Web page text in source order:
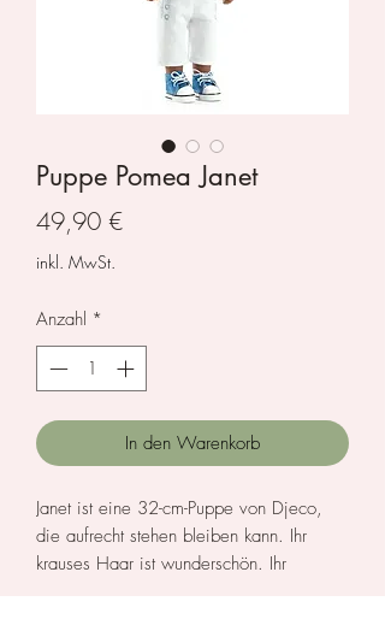
Puppe Pomea Janet
49,90 €Preis
inkl. MwSt.
Anzahl *
In den Warenkorb
Janet ist eine 32-cm-Puppe von Djeco,
die aufrecht stehen bleiben kann. Ihr
krauses Haar ist wunderschön. Ihr